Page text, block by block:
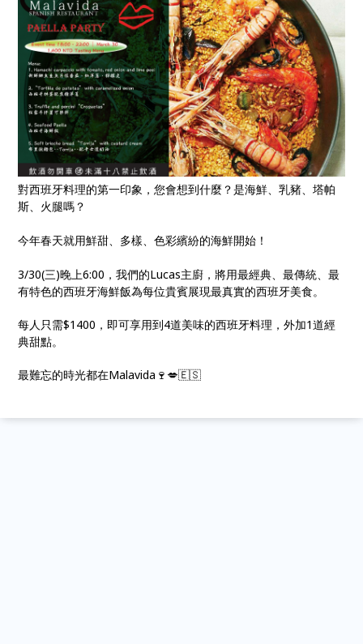
對西班牙料理的第一印象，您會想到什麼？是海鮮、乳豬、塔帕
斯、火腿嗎？
今年春天就用鮮甜、多樣、色彩繽紛的海鮮開始！
3/30(三)晚上6:00，我們的Lucas主廚，將用最經典、最傳統、最
有特色的西班牙海鮮飯為每位貴賓展現最真實的西班牙美食。
每人只需$1400，即可享用到4道美味的西班牙料理，外加1道經
典甜點。
最難忘的時光都在Malavida🍷💋🇪🇸